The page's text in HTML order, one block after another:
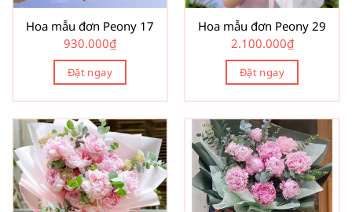
Hoa mẫu đơn Peony 17
930.000₫
Đặt ngay
Hoa mẫu đơn Peony 29
2.100.000₫
Đặt ngay